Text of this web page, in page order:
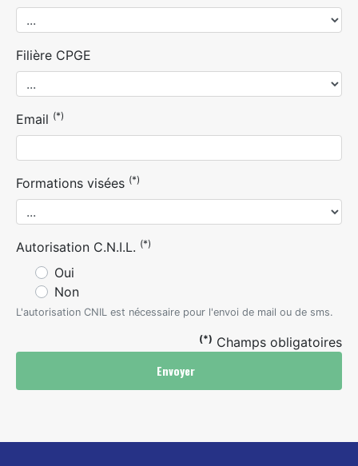
Filière CPGE
Email (*)
Formations visées (*)
Autorisation C.N.I.L. (*)
Oui
Non
L'autorisation CNIL est nécessaire pour l'envoi de mail ou de sms.
(*) Champs obligatoires
Envoyer